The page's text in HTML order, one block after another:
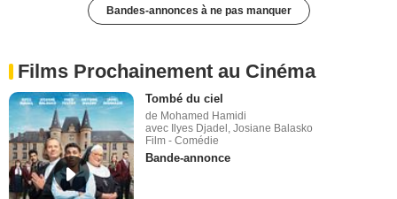
Bandes-annonces à ne pas manquer
Films Prochainement au Cinéma
Tombé du ciel
de Mohamed Hamidi
avec Ilyes Djadel, Josiane Balasko
Film - Comédie
Bande-annonce